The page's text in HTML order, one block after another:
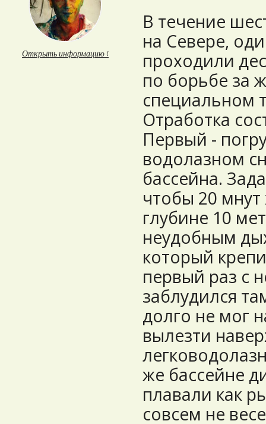
Открыть информацию ↓
В течение
на Севере,
проходили
по борьбе за
специальном
Отработка
Первый -
водолазном
бассейна.
чтобы 20
глубине 10
неудобным
который
первый раз с
заблудился
долго не мог
вылезти
же бассейне
плавали как
совсем не